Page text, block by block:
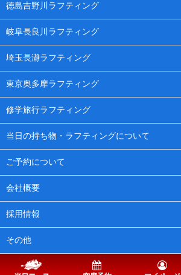
徳島吉野川ラフティング
岐阜長良川ラフティング
埼玉長瀞ラフティング
東京奥多摩ラフティング
修学旅行ラフティング
当日の持ち物・ラフティングについて
ご予約について
会社概要
採用情報
その他